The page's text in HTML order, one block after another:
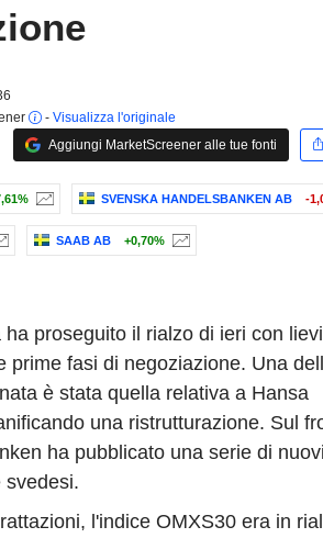
- Visualizza l'originale
Aggiungi MarketScreener alle tue fonti
SVENSKA HANDELSBANKEN AB -
SAAB AB +0,70%
proseguito il rialzo di ieri con lievi
prime fasi di negoziazione. Una
è stata quella relativa a Hansa
una ristrutturazione. Sul
ha pubblicato una serie di
svedesi.
l'indice OMXS30 era in